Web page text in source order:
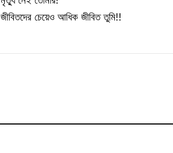
জীবিতদের চেয়েও আধিক জীবিত তুমি!!